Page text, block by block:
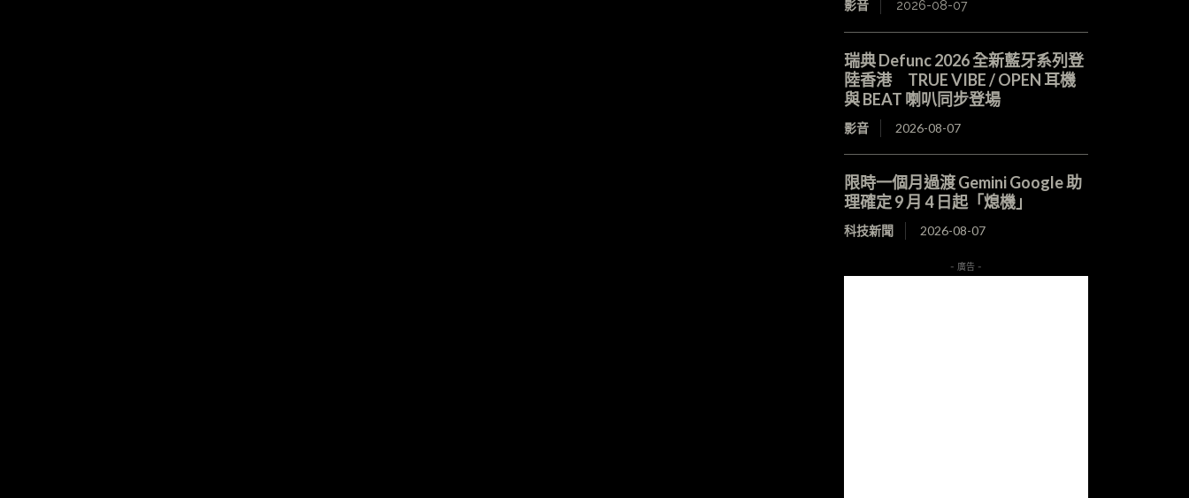
影音 2026-08-07
瑞典 Defunc 2026 全新藍牙系列登
陸香港 TRUE VIBE / OPEN 耳機
與 BEAT 喇叭同步登場
影音 2026-08-07
限時一個月過渡 Gemini Google 助
理確定 9 月 4 日起「熄機」
科技新聞 2026-08-07
- 廣告 -